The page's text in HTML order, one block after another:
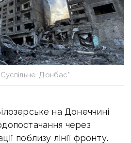
Донбас"
на Донеччині
через
поблизу лінії фронту.